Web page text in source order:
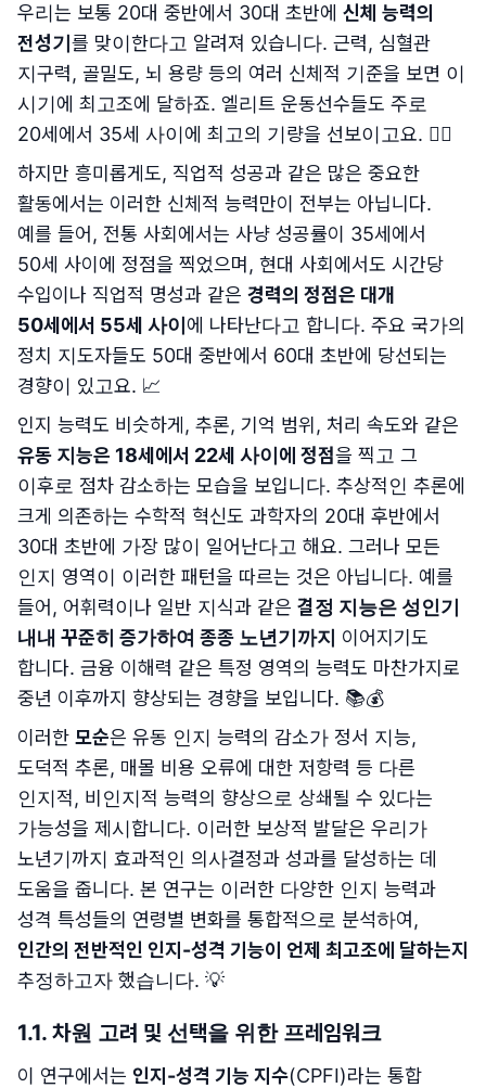
우리는 보통 20대 중반에서 30대 초반에 신체 능력의
전성기 를 맞이한다고 알려져 있습니다. 근력, 심혈관
지구력, 골밀도, 뇌 용량 등의 여러 신체적 기준을 보면 이
시기에 최고조에 달하죠. 엘리트 운동선수들도 주로
20세에서 35세 사이에 최고의 기량을 선보이고요. 🏃‍♀️
하지만 흥미롭게도, 직업적 성공과 같은 많은 중요한
활동에서는 이러한 신체적 능력만이 전부는 아닙니다.
예를 들어, 전통 사회에서는 사냥 성공률이 35세에서
50세 사이에 정점을 찍었으며, 현대 사회에서도 시간당
수입이나 직업적 명성과 같은 경력의 정점은 대개
50세에서 55세 사이 에 나타난다고 합니다. 주요 국가의
정치 지도자들도 50대 중반에서 60대 초반에 당선되는
경향이 있고요. 📈
인지 능력도 비슷하게, 추론, 기억 범위, 처리 속도와 같은
유동 지능은 18세에서 22세 사이에 정점을 찍고 그
이후로 점차 감소하는 모습을 보입니다. 추상적인 추론에
크게 의존하는 수학적 혁신도 과학자의 20대 후반에서
30대 초반에 가장 많이 일어난다고 해요. 그러나 모든
인지 영역이 이러한 패턴을 따르는 것은 아닙니다. 예를
들어, 어휘력이나 일반 지식과 같은 결정 지능은 성인기
내내 꾸준히 증가하여 종종 노년기까지 이어지기도
합니다. 금융 이해력 같은 특정 영역의 능력도 마찬가지로
중년 이후까지 향상되는 경향을 보입니다. 📚💰
이러한 모순은 유동 인지 능력의 감소가 정서 지능,
도덕적 추론, 매몰 비용 오류에 대한 저항력 등 다른
인지적, 비인지적 능력의 향상으로 상쇄될 수 있다는
가능성을 제시합니다. 이러한 보상적 발달은 우리가
노년기까지 효과적인 의사결정과 성과를 달성하는 데
도움을 줍니다. 본 연구는 이러한 다양한 인지 능력과
성격 특성들의 연령별 변화를 통합적으로 분석하여,
인간의 전반적인 인지-성격 기능이 언제 최고조에 달하는지
추정하고자 했습니다. 💡
1.1. 차원 고려 및 선택을 위한 프레임워크
이 연구에서는 인지-성격 기능 지수(CPFI)라는 통합